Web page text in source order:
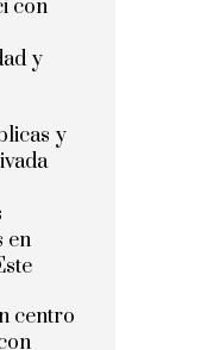
con
y
y
en
centro